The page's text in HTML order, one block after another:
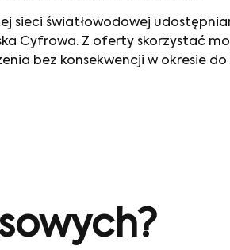
sieci światłowodowej
Cyfrowa. Z oferty skorzystać
bez konsekwencji w okresie